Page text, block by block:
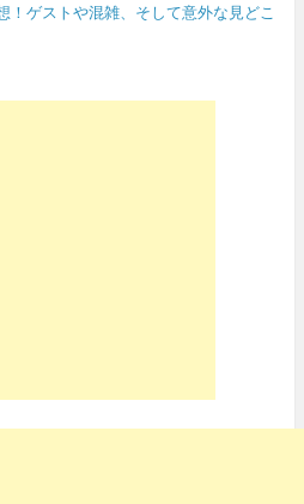
！ゲストや混雑、そして意外な見どこ